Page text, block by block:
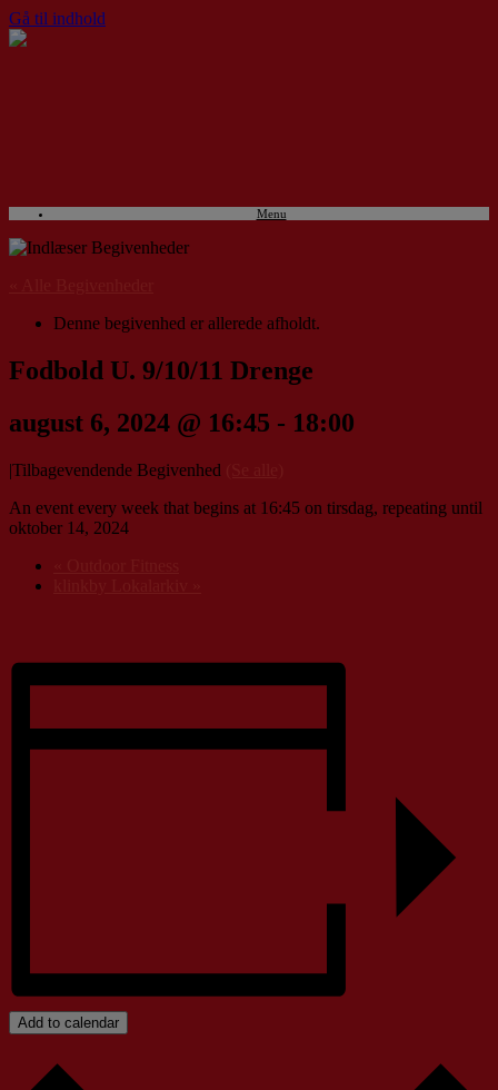
Gå til indhold
Menu
Denne begivenhed er allerede afholdt.
Fodbold U. 9/10/11 Drenge
august 6, 2024 @ 16:45 - 18:00
|Tilbagevendende Begivenhed
An event every week that begins at 16:45 on tirsdag, repeating until
oktober 14, 2024
Add to calendar